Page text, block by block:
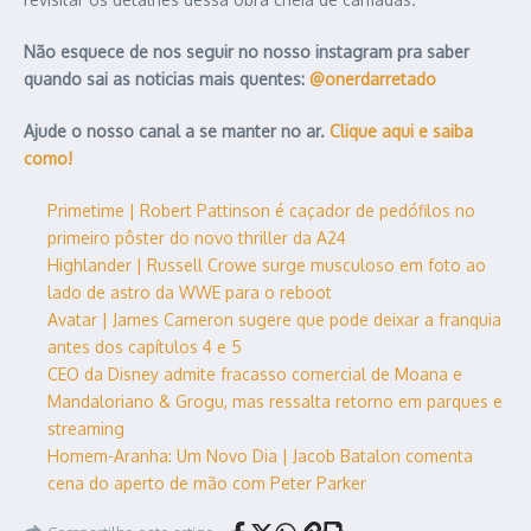
Não esquece de nos seguir no nosso instagram pra saber
quando sai as noticias mais quentes: @onerdarretado
Ajude o nosso canal a se manter no ar. Clique aqui e saiba
como!
Primetime | Robert Pattinson é caçador de pedófilos no
primeiro pôster do novo thriller da A24
Highlander | Russell Crowe surge musculoso em foto ao
lado de astro da WWE para o reboot
Avatar | James Cameron sugere que pode deixar a franquia
antes dos capítulos 4 e 5
CEO da Disney admite fracasso comercial de Moana e
Mandaloriano & Grogu, mas ressalta retorno em parques e
streaming
Homem-Aranha: Um Novo Dia | Jacob Batalon comenta
cena do aperto de mão com Peter Parker